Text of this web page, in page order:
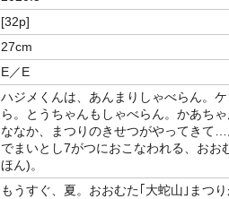
[32p]
27cm
E／E
ハジメくんは、あんまりしゃべらん。
ら。とうちゃんもしゃべらん。かあち
ななか、まつりのきせつがやってきて
でまいとし7がつにおこなわれる、お
ほん)。
もうすぐ、夏。おおむた｢大蛇山｣まつ